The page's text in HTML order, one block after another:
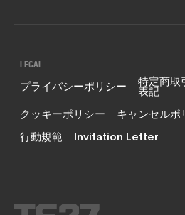
LEGAL
プライバシーポリシー 特定商取
表記
クッキーポリシー
キャンセルポ
行動規範
Invitation Letter